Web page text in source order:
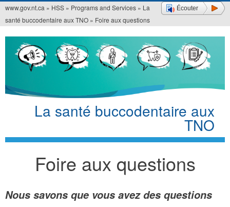
Écouter
Vous
êtes
ici
www.gov.nt.ca » HSS » Programs and Services » La
santé buccodentaire aux TNO » Foire aux questions
La santé buccodentaire aux
TNO
Foire aux questions
Nous savons que vous avez des questions